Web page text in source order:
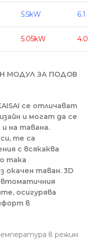
5.5kW 6.1
5.05kW 4.0
МОДУЛ ЗА ПОДОВ
се отличават
и могат да се
на тавана.
те са
с всякаква
така
окачен таван. 3D
осигурява
в
в режим